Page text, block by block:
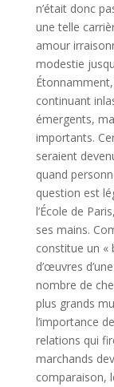
n’était donc
une telle
amour
modestie
continuant
émergents,
importants.
seraient
quand
question est
l’École de
ses mains.
constitue un «
d’œuvres
nombre de
plus grands
l’importance
relations qui
marchands
comparaison,